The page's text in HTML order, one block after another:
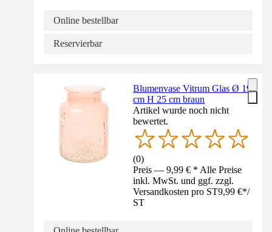
Online bestellbar
Reservierbar
Blumenvase Vitrum Glas Ø 19
cm H 25 cm braun
Artikel wurde noch nicht
bewertet.
(0)
Preis — 9,99 € * Alle Preise
inkl. MwSt. und ggf. zzgl.
Versandkosten pro ST9,99 €*/
ST